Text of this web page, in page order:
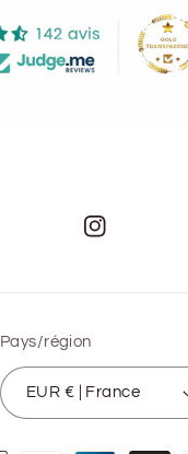
Instagram
Pays/région
EUR € | France